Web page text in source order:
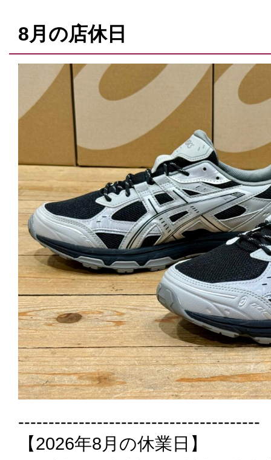
8月の店休日
----------------------------------------
【2026年8月の休業日】